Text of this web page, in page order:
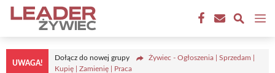
Przejdź
treści
UWAGA!
Dołącz do nowej grupy
Żywiec - Ogłoszenia | Sprzedam |
Kupię | Zamienię | Praca